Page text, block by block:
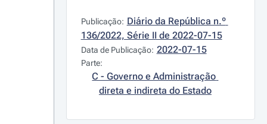
Publicação: Diário da República n.º
136/2022, Série II de 2022-07-15
Data de Publicação: 2022-07-15
Parte:
C - Governo e Administração
direta e indireta do Estado